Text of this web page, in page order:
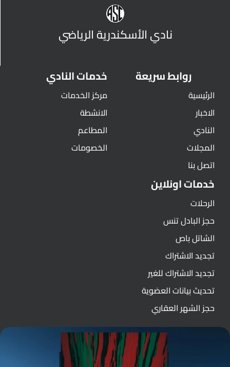
نادي الأسكندرية الرياضي
روابط سريعة
الرئيسية
الاخبار
النادي
المجلات
اتصل بنا
خدمات النادي
مركز الخدمات
الانشطة
المطاعم
الخصومات
خدمات اونلاين
الرحلات
حجز البادل تنس
الشاتل باص
تجديد الاشتراك
تجديد الاشتراك للغير
تحديث بيانات العضوية
حجز الشهر العقاري